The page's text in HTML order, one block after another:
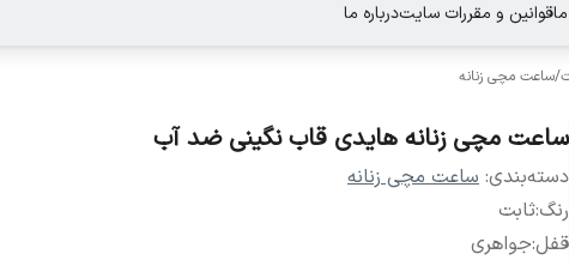
قوانین و مقررات سایتدرباره ما
/ساعت مچی زنانه
ساعت مچی زنانه هایدی قاب نگینی ضد آب
دسته‌بندی: ساعت مچی زنانه
رنگ:ثابت
قفل:جواهری